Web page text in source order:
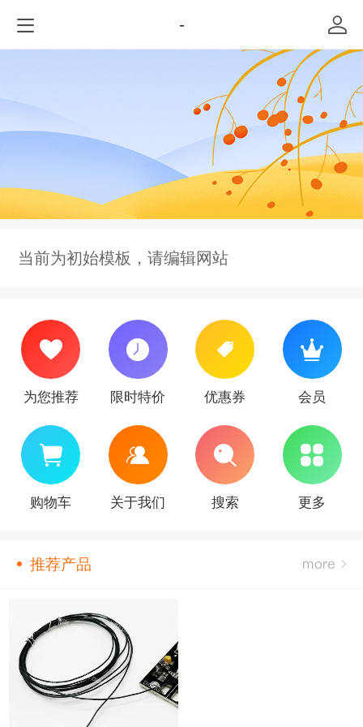
-
当前为初始模板，请编辑网站
为您推荐 限时特价 优惠券 会员
购物车 关于我们 搜索 更多
推荐产品